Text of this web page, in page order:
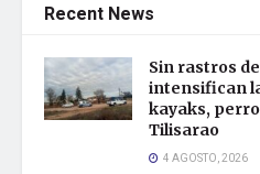
Recent News
Sin rastros
intensifican
kayaks,
Tilisarao
4 AGOSTO, 2026